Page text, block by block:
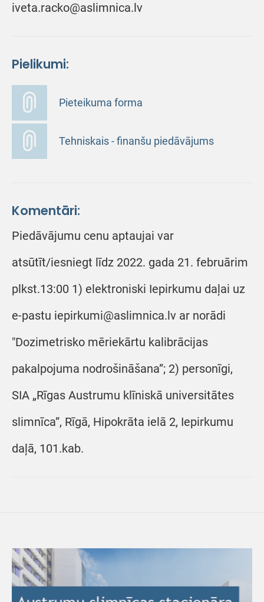
iveta.racko@aslimnica.lv
Pielikumi:
Pieteikuma forma
Tehniskais - finanšu piedāvājums
Komentāri:
Piedāvājumu cenu aptaujai var
atsūtīt/iesniegt līdz 2022. gada 21. februārim
plkst.13:00 1) elektroniski Iepirkumu daļai uz
e-pastu iepirkumi@aslimnica.lv ar norādi
"Dozimetrisko mēriekārtu kalibrācijas
pakalpojuma nodrošināšana”; 2) personīgi,
SIA „Rīgas Austrumu klīniskā universitātes
slimnīca”, Rīgā, Hipokrāta ielā 2, Iepirkumu
daļā, 101.kab.